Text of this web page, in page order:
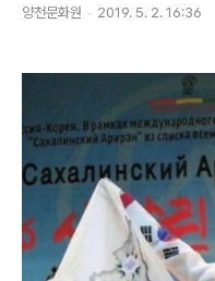
양천문화원 2019. 5. 2. 16:36